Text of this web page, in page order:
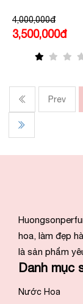
4,000,000đ
3,500,000đ
Prev
hoa, làm đẹp
là sản phẩm
Danh mục
Nước Hoa